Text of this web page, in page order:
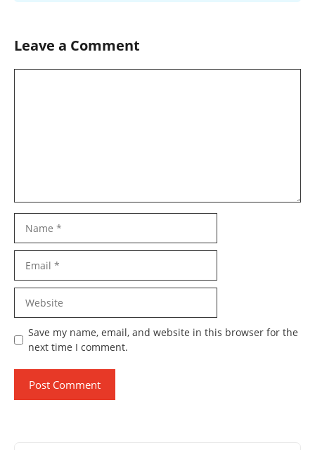
Leave a Comment
Save my name, email, and website in this browser for the
next time I comment.